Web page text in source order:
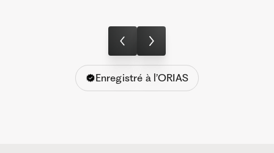
Enregistré à l’ORIAS